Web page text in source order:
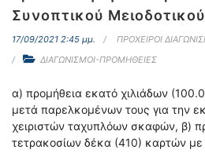
Συνοπτικού
17/09/2021 2:45 μμ.
ΠΡΟΧΕΙΡΟΙ
ΔΙΑΓΩΝΙΣΜΟΙ-ΠΡΟΜΗΘΕΙΕΣ
α) προμήθεια εκατό χιλιάδων
μετά παρελκομένων τους για την
χειριστών ταχυπλόων σκαφών, β)
τετρακοσίων δέκα (410) καρτών με